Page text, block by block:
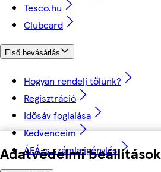
Adatvédelmi beállítások
Tesco.hu
Clubcard
Első bevásárlás
Hogyan rendelj tőlünk?
Regisztráció
Idősáv foglalása
Kedvenceim
ÁFÁ-s számla igénylés